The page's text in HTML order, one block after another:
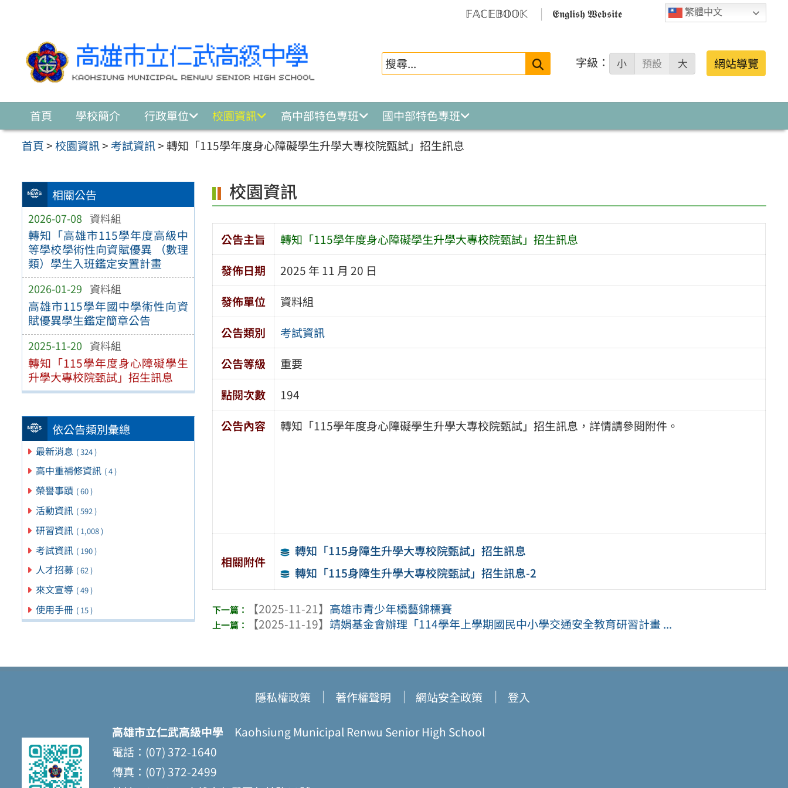
繁體中文
𝔽𝔸ℂ𝔼𝔹𝕆𝕆𝕂 𝕰𝖓𝖌𝖑𝖎𝖘𝖍 𝖂𝖊𝖇𝖘𝖎𝖙𝖊
搜
字級： 小 預設 大 網站導覽
首頁 學校簡介 行政單位 校園資訊 高中部特色專班
國中部特色專班
首頁>校園資訊> 考試資訊>轉知「115學年度身心障礙學生升學大專校院甄試」招生訊息
相關公告
2026-07-08 資料組
轉知「高雄市115學年度高級中
等學校學術性向資賦優異 （數理
類）學生入班鑑定安置計畫
2026-01-29 資料組
高雄市115學年國中學術性向資
賦優異學生鑑定簡章公告
2025-11-20 資料組
轉知「115學年度身心障礙學生
升學大專校院甄試」招生訊息
依公告類別彙總
最新消息 ( 324 )
高中重補修資訊 ( 4 )
榮譽事蹟 ( 60 )
活動資訊 ( 592 )
研習資訊 ( 1,008 )
考試資訊 ( 190 )
人才招募 ( 62 )
來文宣導 ( 49 )
使用手冊 ( 15 )
校園資訊
公告主旨
轉知「115學年度身心障礙學生升學大專校院甄試」招生訊息
發佈日期
2025 年 11 月 20 日
發佈單位
資料組
公告類別
考試資訊
公告等級
重要
點閱次數
194
公告內容
轉知「115學年度身心障礙學生升學大專校院甄試」招生訊息，詳情請參閱附件。
相關附件
轉知「115身障生升學大專校院甄試」招生訊息
轉知「115身障生升學大專校院甄試」招生訊息-2
【2025-11-21】 高雄市青少年橋藝錦標賽
【2025-11-19】靖娟基金會辦理「114學年上學期國民中小學交通安全教育研習計畫 ...
隱私權政策 著作權聲明 網站安全政策 登入
高雄市立仁武高級中學 Kaohsiung Municipal Renwu Senior High School
電話：(07) 372-1640
傳真：(07) 372-2499